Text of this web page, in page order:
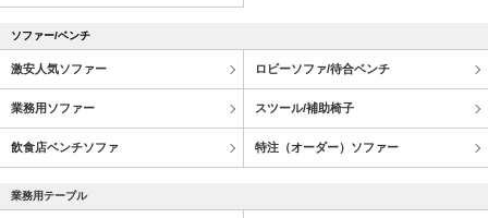
ソファー/ベンチ
激安人気ソファー ロビーソファ/待合ベンチ
業務用ソファー スツール/補助椅子
飲食店ベンチソファ 特注（オーダー）ソファー
業務用テーブル